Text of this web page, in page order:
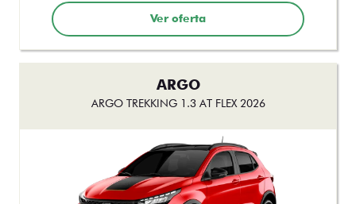
Ver oferta
ARGO
ARGO TREKKING 1.3 AT FLEX 2026